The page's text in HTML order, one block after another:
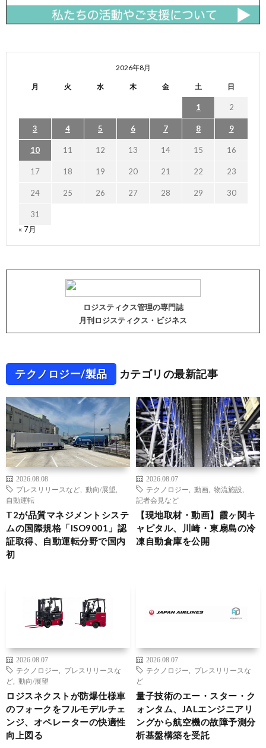
2026年8月
月 火 水 木 金 土 日
1 2
3 4 5 6 7 8 9
10 11 12 13 14 15 16
17 18 19 20 21 22 23
24 25 26 27 28 29 30
31
« 7月
ロジスティクス管理の専門誌
月刊ロジスティクス・ビジネス
テクノロジー/製品 カテゴリの最新記事
2026.08.08
プレスリリースなど
動向/展望
自動運転
T2が品質マネジメントシステ
ムの国際規格「ISO9001」認
証取得、自動運転分野で国内
初
2026.08.07
テクノロジー
動画 物流施設
記者会見など
【現地取材・動画】霞ヶ関キ
ャピタル、川崎・東扇島の冷
凍自動倉庫を公開
2026.08.07
テクノロジー
プレスリリースな
ど
動向/展望
ロジスネクストが防爆仕様車
のフォークをフルモデルチェ
ンジ、オペレーターの快適性
向上図る
2026.08.07
テクノロジー
プレスリリースな
ど
量子技術のエー・スター・ク
ォンタム、JALエンジニアリ
ングから航空機の故障予測分
析基盤構築を受託